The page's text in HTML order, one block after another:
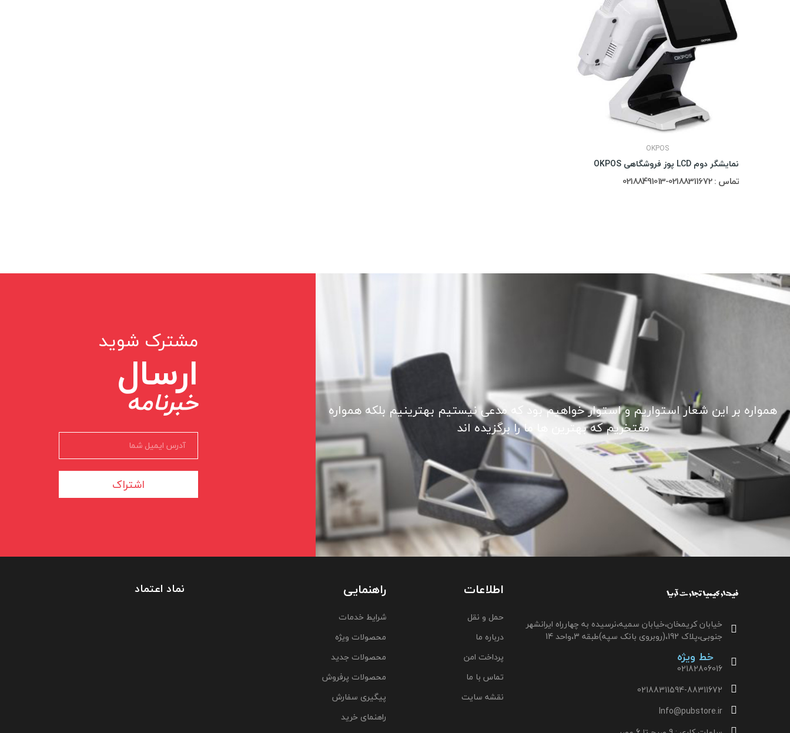
OKPOS
نمایشگر دوم LCD پوز فروشگاهی OKPOS
تماس : 02188311672-02188491013
همواره بر این شعار استواریم و استوار خواهیم بود که مدعی نیستیم بهترینیم بلکه همواره
مفتخریم که بهترین ها ما را برگزیده اند
مشترک شوید
ارسال
خبرنامه
اشتراک
خیابان کریمخان،خیابان سمیه،نرسیده به چهارراه ایرانشهر
جنوبی،پلاک 192،(روبروی بانک سپه)طبقه 3،واحد 14
خط ویژه
02182806016
02188311594-88311672
Info@pubstore.ir
اطلاعات
حمل و نقل
درباره ما
پرداخت امن
تماس با ما
نقشه سایت
راهنمایی
شرایط خدمات
محصولات ویژه
محصولات جدید
محصولات پرفروش
پیگیری سفارش
راهنمای خرید
نماد اعتماد